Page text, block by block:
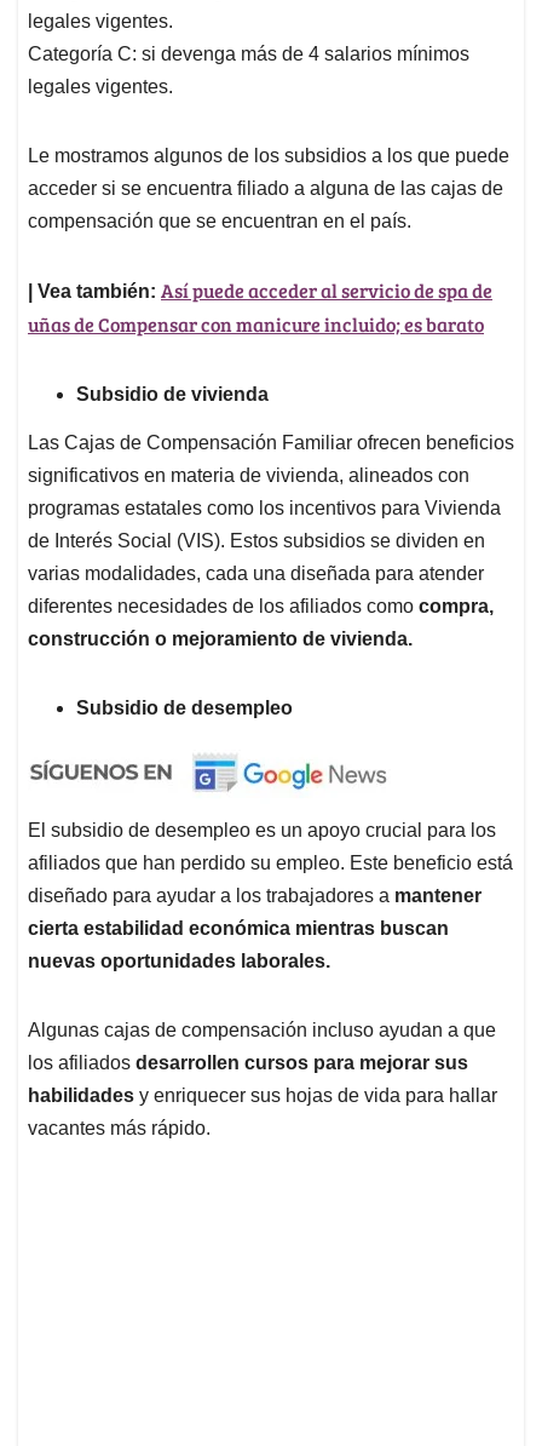
legales vigentes.
Categoría C: si devenga más de 4 salarios mínimos
legales vigentes.
Le mostramos algunos de los subsidios a los que puede
acceder si se encuentra filiado a alguna de las cajas de
compensación que se encuentran en el país.
| Vea también: Así puede acceder al servicio de spa de
uñas de Compensar con manicure incluido; es barato
Subsidio de vivienda
Las Cajas de Compensación Familiar ofrecen beneficios
significativos en materia de vivienda, alineados con
programas estatales como los incentivos para Vivienda
de Interés Social (VIS). Estos subsidios se dividen en
varias modalidades, cada una diseñada para atender
diferentes necesidades de los afiliados como compra,
construcción o mejoramiento de vivienda.
Subsidio de desempleo
El subsidio de desempleo es un apoyo crucial para los
afiliados que han perdido su empleo. Este beneficio está
diseñado para ayudar a los trabajadores a mantener
cierta estabilidad económica mientras buscan
nuevas oportunidades laborales.
Algunas cajas de compensación incluso ayudan a que
los afiliados desarrollen cursos para mejorar sus
habilidades y enriquecer sus hojas de vida para hallar
vacantes más rápido.